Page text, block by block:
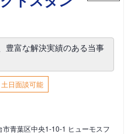
豊富な解決実績のある当事
土日面談可能
市青葉区中央1-10-1 ヒューモスフ